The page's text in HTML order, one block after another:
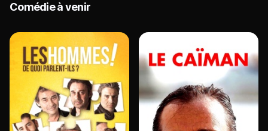
Comédie à venir